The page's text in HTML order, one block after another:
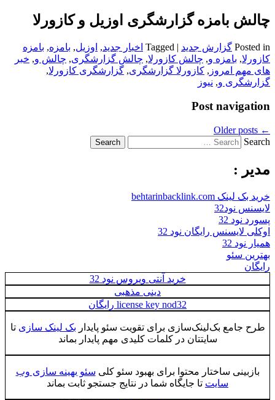
چالش بامزه گزارشگری اوزیل و کازورلا
Posted in گزارش جدید |
Tagged اخبار جدید, اوزیل, بامزه, بامزه
کازورلا, بامزه و, چالش کازورلا, چالش گزارشگری, چالش و, خبر
های مهم امروز , کازورلا گزارشگری, گزارشگری کازورلا,
گزارشگری و, نیوز
Post navigation
←
Search
مدیر :
خرید بک لینک behtarinbacklink.com
لایسنس نود32
پسورد نود 32
اوکلی لایسنس رایگان نود 32
همیار نود 32
بهترین سئو
رایگان
خرید آنتی ویروس نود 32
دینی مذهبی
license key nod32 رایگان
طرح جامع بک‌لینک‌سازی برای تقویت سئو پایدار بک لینک سازی تا
سایتتان در کلمات کلیدی مهم پایدار بماند
بازبینی ساختار محتوا برای بهبود سئو کلی سئو بهینه سازی وب
سایت تا جایگاه شما در نتایج جستجو ثابت بماند